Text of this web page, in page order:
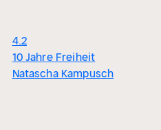
4.2
10 Jahre Freiheit
Natascha Kampusch